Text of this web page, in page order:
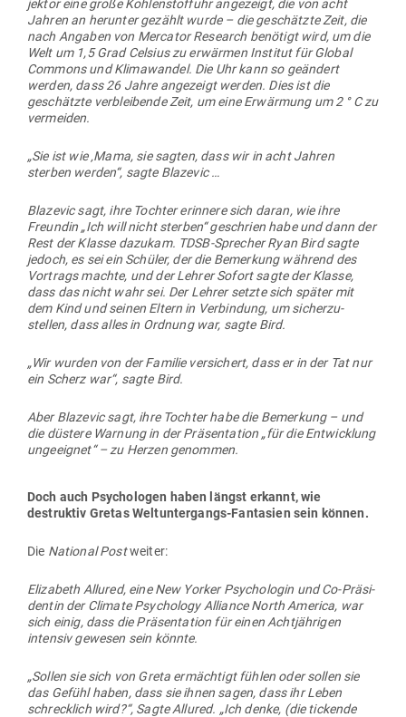
jektor eine große Koh­len­stoffuhr ange­zeigt, die von acht
Jahren an her­unter gezählt wurde – die geschätzte Zeit, die
nach Angaben von Mer­cator Research benötigt wird, um die
Welt um 1,5 Grad Celsius zu erwärmen Institut für Global
Commons und Kli­ma­wandel. Die Uhr kann so geändert
werden, dass 26 Jahre ange­zeigt werden. Dies ist die
geschätzte ver­blei­bende Zeit, um eine Erwärmung um 2 ° C zu
vermeiden.
„Sie ist wie ‚Mama, sie sagten, dass wir in acht Jahren
sterben werden“, sagte Blazevic …
Bla­zevic sagt, ihre Tochter erinnere sich daran, wie ihre
Freundin „Ich will nicht sterben“ geschrien habe und dann der
Rest der Klasse dazukam. TDSB-Sprecher Ryan Bird sagte
jedoch, es sei ein Schüler, der die Bemerkung während des
Vor­trags machte, und der Lehrer Sofort sagte der Klasse,
dass das nicht wahr sei. Der Lehrer setzte sich später mit
dem Kind und seinen Eltern in Ver­bindung, um sicher­zu­
stellen, dass alles in Ordnung war, sagte Bird.
„Wir wurden von der Familie ver­si­chert, dass er in der Tat nur
ein Scherz war“, sagte Bird.
Aber Bla­zevic sagt, ihre Tochter habe die Bemerkung – und
die düstere Warnung in der Prä­sen­tation „für die Ent­wicklung
unge­eignet“ – zu Herzen genommen.
Doch auch Psy­cho­logen haben längst erkannt, wie
destruktiv Gretas Welt­un­ter­gangs-Fan­tasien sein können.
Die National Postweiter:
Elizabeth Allured, eine New Yorker Psy­cho­login und Co-Prä­si­
dentin der Climate Psy­chology Alliance North America, war
sich einig, dass die Prä­sen­tation für einen Acht­jäh­rigen
intensiv gewesen sein könnte.
„Sollen sie sich von Greta ermächtigt fühlen oder sollen sie
das Gefühl haben, dass sie ihnen sagen, dass ihr Leben
schrecklich wird?“, Sagte Allured. „Ich denke, (die tickende